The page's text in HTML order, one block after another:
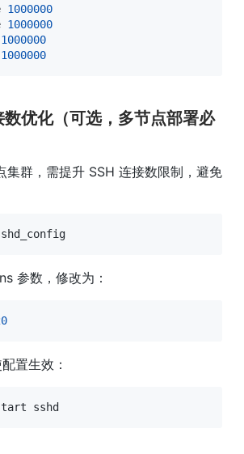
1000000
1000000
1000000
1000000
优化（可选，多节点部署必
集群，需提升 SSH 连接数限制，避免
参数，修改为：
置生效：
sshd